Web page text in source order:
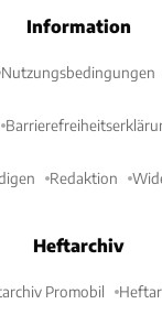
Information
Nutzungsbedingungen
Redaktion
Heftarchiv
Promobil